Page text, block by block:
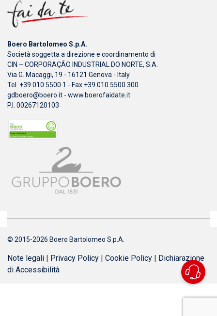
Boero Bartolomeo S.p.A.
Società soggetta a direzione e coordinamento di
CIN – CORPORAÇÃO INDUSTRIAL DO NORTE, S.A.
Via G. Macaggi, 19 - 16121 Genova - Italy
Tel. +39 010 5500.1 - Fax +39 010 5500.300
gdboero@boero.it - www.boerofaidate.it
P.I. 00267120103
© 2015-2026 Boero Bartolomeo S.p.A.
Note legali | Privacy Policy | Cookie Policy | Dichiarazione
di Accessibilità